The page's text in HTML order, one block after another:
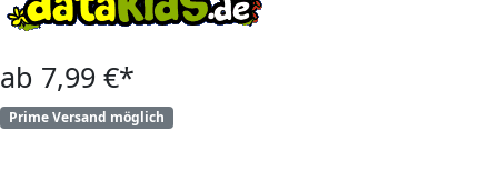
ab 7,99 €*
Prime Versand möglich